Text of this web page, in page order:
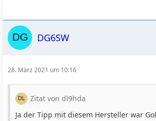
DG6SW
28. März 2021 um 10:16
Zitat von dl9hda
Ja der Tipp mit diesem Hersteller war